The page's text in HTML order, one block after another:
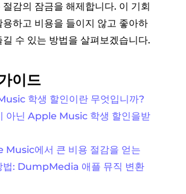
감의 잠금을 해제합니다. 이 기회
용하고 비용을 들이지 않고 좋아하
길 수 있는 방법을 살펴보겠습니다.
이드
학생 할인이란 무엇입니까?
아닌 Apple Music 학생 할인을받
Music에서 큰 비용 절감을 얻는
법: DumpMedia 애플 뮤직 변환